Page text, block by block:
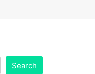
Search